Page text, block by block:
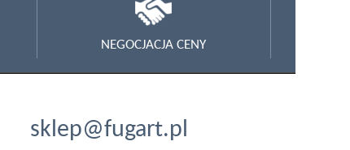
NEGOCJACJA CENY
sklep@fugart.pl